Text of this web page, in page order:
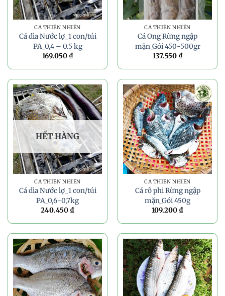
CÁ THIÊN NHIÊN
Cá dìa Nước lợ_1 con/túi
PA_0,4 – 0.5 kg
169.050 ₫
CÁ THIÊN NHIÊN
Cá Ong Rừng ngập
mặn_Gói 450-500gr
137.550 ₫
HẾT HÀNG
CÁ THIÊN NHIÊN
Cá dìa Nước lợ_1 con/túi
PA_0,6-0,7kg
240.450 ₫
CÁ THIÊN NHIÊN
Cá rô phi Rừng ngập
mặn_Gói 450g
109.200 ₫